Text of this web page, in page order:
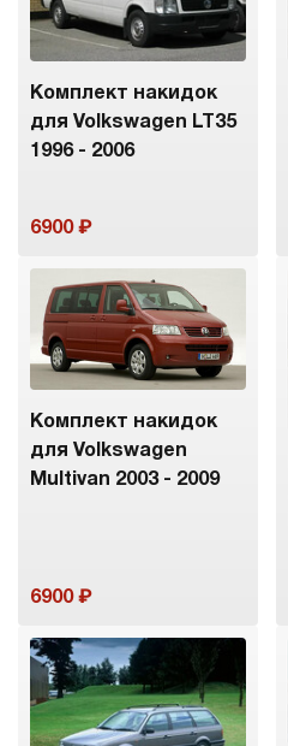
Комплект накидок
для Volkswagen LT35
1996 - 2006
6900
Комплект накидок
для Volkswagen
Multivan 2003 - 2009
6900